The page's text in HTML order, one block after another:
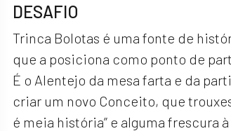
DESAFIO
Trinca Bolotas é uma fonte de
que a posiciona como ponto de
É o Alentejo da mesa farta e da
criar um novo Conceito, que
é meia história” e alguma frescura